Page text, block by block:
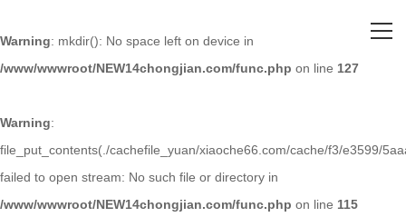
Warning: mkdir(): No space left on device in
/www/wwwroot/NEW14chongjian.com/func.php on line 127
Warning:
file_put_contents(./cachefile_yuan/xiaoche66.com/cache/f3/e3599/
failed to open stream: No such file or directory in
/www/wwwroot/NEW14chongjian.com/func.php on line 115
关于污污污污污
主营产品
人才招聘